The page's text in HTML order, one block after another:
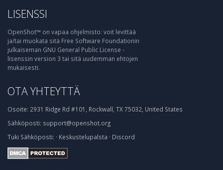
LISENSSI
OpenShot™ on vapaa ohjelmisto: voit levittää
ja/tai muokata sitä Free Software Foundationin
julkaiseman GNU General Public License -
lisenssin version 3 tai sitä uudemman ehtojen
mukaisesti.
OTA YHTEYTTÄ
Osoite: 2931 Ridge Rd #101, Rockwall, TX 75032, United States
Sähköposti: support@openshot.org
Tuki Sähköposti: · Keskustelupalsta · Discord